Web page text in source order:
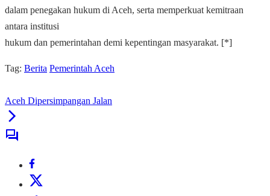
dalam penegakan hukum di Aceh, serta memperkuat kemitraan
antara institusi
hukum dan pemerintahan demi kepentingan masyarakat. [*]
Tag: Berita Pemerintah Aceh
Aceh Dipersimpangan Jalan